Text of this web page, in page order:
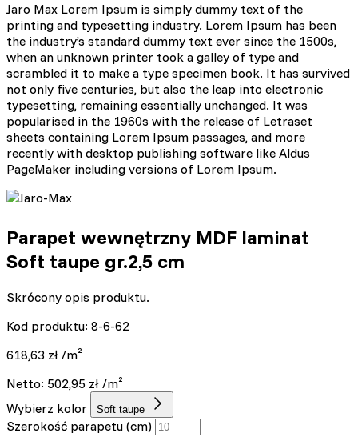
Jaro Max Lorem Ipsum is simply dummy text of the
printing and typesetting industry. Lorem Ipsum has been
the industry’s standard dummy text ever since the 1500s,
when an unknown printer took a galley of type and
scrambled it to make a type specimen book. It has survived
not only five centuries, but also the leap into electronic
typesetting, remaining essentially unchanged. It was
popularised in the 1960s with the release of Letraset
sheets containing Lorem Ipsum passages, and more
recently with desktop publishing software like Aldus
PageMaker including versions of Lorem Ipsum.
Parapet wewnętrzny MDF laminat
Soft taupe gr.2,5 cm
Skrócony opis produktu.
Kod produktu: 8-6-62
618,63 zł /m²
Netto: 502,95 zł /m²
Wybierz kolor
Soft taupe
Szerokość parapetu (cm)